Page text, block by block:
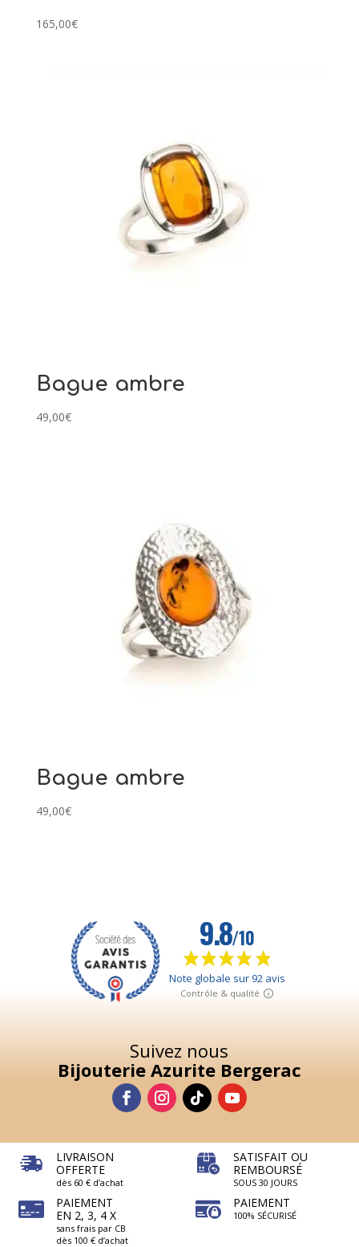
165,00€
Bague ambre
49,00€
Bague ambre
49,00€
Suivez nous
Bijouterie Azurite Bergerac
LIVRAISON
OFFERTE
dès 60 € d’achat
PAIEMENT
EN 2, 3, 4 X
sans frais par CB
dès 100 € d’achat
SATISFAIT OU
REMBOURSÉ
SOUS 30 JOURS
PAIEMENT
100% SÉCURISÉ